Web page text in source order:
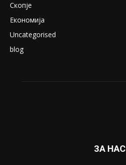
Скопје
Економија
Uncategorised
blog
ЗА НАС